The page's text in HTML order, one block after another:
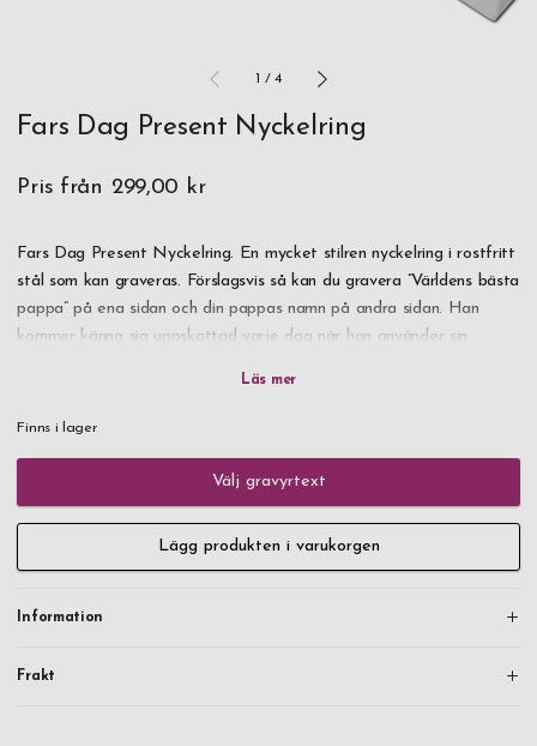
1 /4
Fars Dag Present Nyckelring
Pris från 299,00 kr
Fars Dag Present Nyckelring. En mycket stilren nyckelring i rostfritt
stål som kan graveras. Förslagsvis så kan du gravera ”Världens bästa
pappa” på ena sidan och din pappas namn på andra sidan. Han
kommer känna sig uppskattad varje dag när han använder sin
Beställ redan idag en nyckelring till fars dag med personlig gravyr
Levereras i presentask.
Här hittar du ännu flerFars dag-presenter!
Finns i lager
Välj gravyrtext
Lägg produkten i varukorgen
Information
Frakt